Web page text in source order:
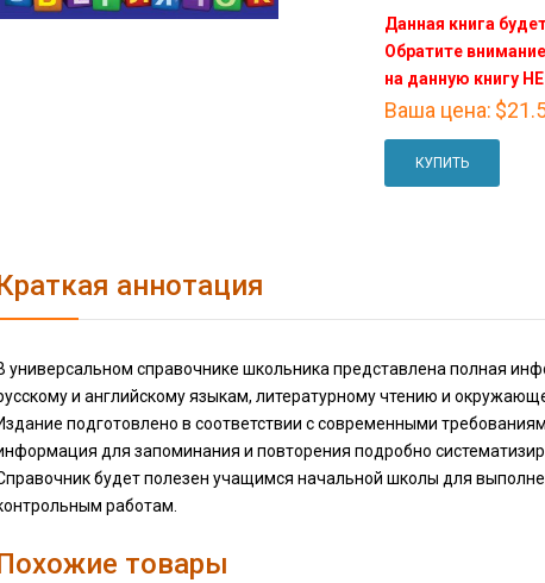
Данная книга
Обратите
на данную книгу
Ваша цена:
КУПИТЬ
аннотация
универсальном справочнике школьника представлена полная
и английскому языкам, литературному чтению и
подготовлено в соответствии с современными
для запоминания и повторения подробно
будет полезен учащимся начальной школы для
работам.
товары